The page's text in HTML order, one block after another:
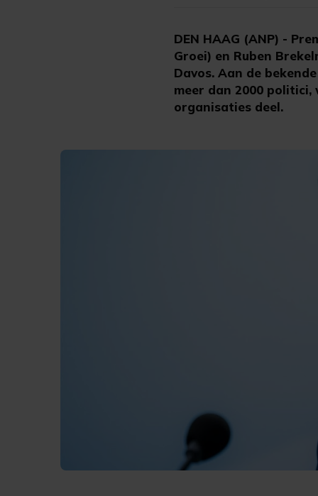
DEN HAAG (ANP) -
Groei) en Ruben
Davos. Aan de
meer dan 2000
organisaties deel.